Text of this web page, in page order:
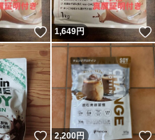
いいね！
1,649円
いいね！
2,200円